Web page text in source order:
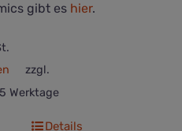
gibt es hier.
zzgl.
Werktage
Details